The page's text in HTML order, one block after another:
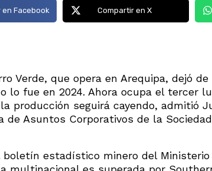
en Facebook Compartir en X
Verde, que opera en Arequipa, dejó
lo fue en 2024. Ahora ocupa el tercer
producción seguirá cayendo, admitió
de Asuntos Corporativos de la
boletín estadístico minero del Ministerio